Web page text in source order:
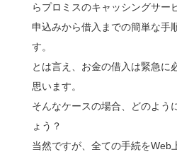
らプロミスのキャッシングサー
申込みから借入までの簡単な手
す。
とは言え、お金の借入は緊急に
思います。
そんなケースの場合、どのよう
ょう？
当然ですが、全ての手続をWeb